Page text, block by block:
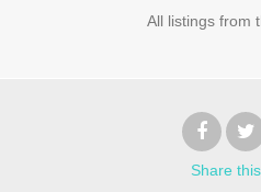
All listings from
Share